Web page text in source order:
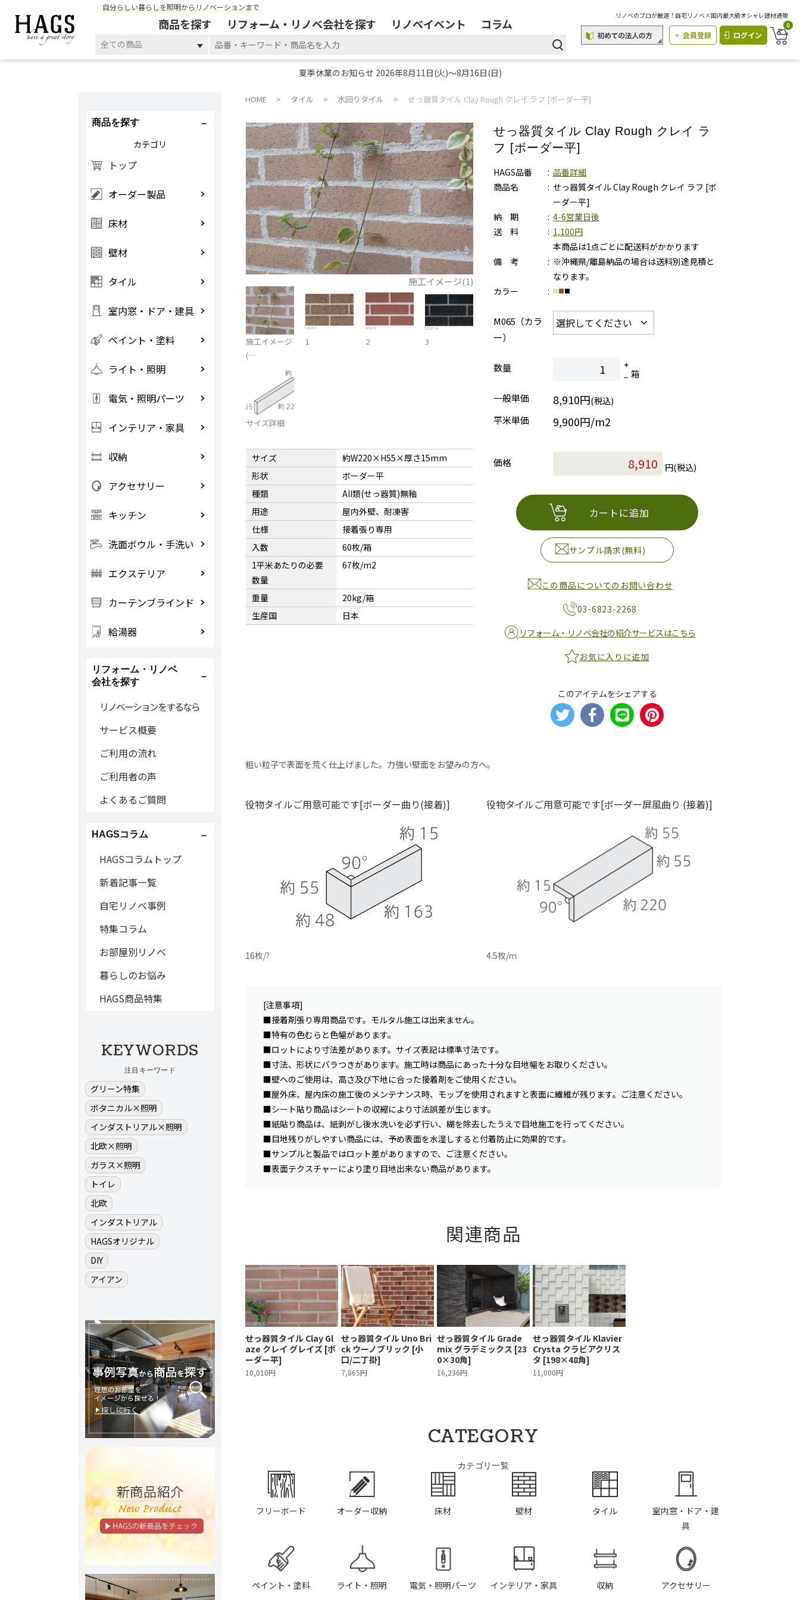
自分らしい暮らしを照明からリノベーションまで
商品を探す リフォーム・リノベ会社を探す リノベイベント コラム
全ての商品
リノベのプロが厳選！自宅リノベ×国内最大級オシャレ建材通販
会員登録 ログイン
0
夏季休業のお知らせ 2026年8月11日(火)～8月16日(日)
HOME タイル 水回りタイル せっ器質タイル Clay Rough クレイ ラフ [ボーダー平]
施工イメージ(1)
施工イメージ
(…
1 2 3
サイズ詳細
サイズ
約W220×H55×厚さ15mm
形状
ボーダー平
種類
AII類(せっ器質)無釉
用途
屋内外壁、耐凍害
仕様
接着張り専用
入数
60枚/箱
1平米あたりの必要
数量
67枚/m2
重量
20kg/箱
生産国
日本
せっ器質タイル Clay Rough クレイ ラ
フ [ボーダー平]
HAGS品番
品番詳細
商品名
せっ器質タイル Clay Rough クレイ ラフ [ボ
ーダー平]
納 期
4-6営業日後
送 料
1,100円
本商品は1点ごとに配送料がかかります
備 考
※沖縄県/離島納品の場合は送料別途見積と
なります。
カラー
M065（カラ
ー）
数量
箱
一般単価
8,910円(税込)
平米単価
9,900円/m2
価格 円(税込)
カートに追加
サンプル請求(無料)
この商品についてのお問い合わせ
03-6823-2268
リフォーム・リノベ会社の紹介サービスはこちら
お気に入りに追加
このアイテムをシェアする
粗い粒子で表面を荒く仕上げました。力強い壁面をお望みの方へ。
役物タイルご用意可能です[ボーダー曲り(接着)]
16枚/?
役物タイルご用意可能です[ボーダー屏風曲り (接着)]
4.5枚/ｍ
[注意事項]
■接着剤張り専用商品です。モルタル施工は出来ません。
■特有の色むらと色幅があります。
■ロットにより寸法差があります。サイズ表記は標準寸法です。
■寸法、形状にバラつきがあります。施工時は商品にあった十分な目地幅をお取りください。
■壁へのご使用は、高さ及び下地に合った接着剤をご使用ください。
■屋外床、屋内床の施工後のメンテナンス時、モップを使用されますと表面に繊維が残ります。ご注意ください。
■シート貼り商品はシートの収縮により寸法誤差が生じます。
■紙貼り商品は、紙剥がし後水洗いを必ず行い、糊を除去したうえで目地施工を行ってください。
■目地残りがしやすい商品には、予め表面を水湿しすると付着防止に効果的です。
■サンプルと製品ではロット差がありますので、ご注意ください。
■表面テクスチャーにより塗り目地出来ない商品があります。
関連商品
せっ器質タイル Clay Gl
aze クレイ グレイズ [ボ
ーダー平]
10,010円
せっ器質タイル Uno Bri
ck ウーノブリック [小
口/二丁掛]
7,865円
せっ器質タイル Grade
mix グラデミックス [23
0×30角]
16,236円
せっ器質タイル Klavier
Crysta クラビアクリス
タ [198×48角]
11,000円
CATEGORY
カテゴリ一覧
フリーボード オーダー収納 床材 壁材 タイル
室内窓・ドア・建
具
ペイント・塗料 ライト・照明 電気・照明パーツ インテリア・家具 収納 アクセサリー
商品を探す
カテゴリ
トップ
オーダー製品
床材
壁材
タイル
室内窓・ドア・建具
ペイント・塗料
ライト・照明
電気・照明パーツ
インテリア・家具
収納
アクセサリー
キッチン
洗面ボウル・手洗い
エクステリア
カーテンブラインド
給湯器
リフォーム・リノベ
会社を探す
リノベーションをするなら
サービス概要
ご利用の流れ
ご利用者の声
よくあるご質問
HAGSコラム
HAGSコラムトップ
新着記事一覧
自宅リノベ事例
特集コラム
お部屋別リノベ
暮らしのお悩み
HAGS商品特集
KEYWORDS
注目キーワード
グリーン特集
ボタニカル×照明
インダストリアル×照明
北欧×照明
ガラス×照明
トイレ
北欧
インダストリアル
HAGSオリジナル
DIY
アイアン